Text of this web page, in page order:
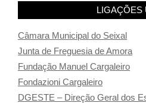
LIGAÇÕES
Câmara Municipal do Seixal
Junta de Freguesia de Amora
Fundação Manuel Cargaleiro
Fondazioni Cargaleiro
DGESTE – Direção Geral dos